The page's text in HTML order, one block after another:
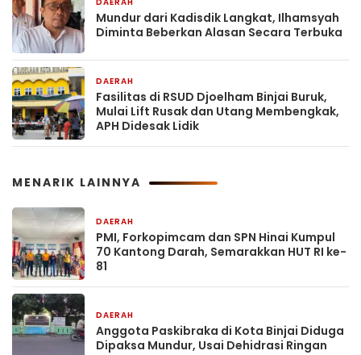
Mundur dari Kadisdik Langkat, Ilhamsyah
Diminta Beberkan Alasan Secara Terbuka
DAERAH
Fasilitas di RSUD Djoelham Binjai Buruk,
Mulai Lift Rusak dan Utang Membengkak,
APH Didesak Lidik
MENARIK LAINNYA
DAERAH
PMI, Forkopimcam dan SPN Hinai Kumpul
70 Kantong Darah, Semarakkan HUT RI ke-
81
DAERAH
Anggota Paskibraka di Kota Binjai Diduga
Dipaksa Mundur, Usai Dehidrasi Ringan